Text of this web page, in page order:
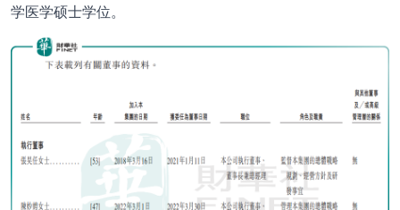
学医学硕士学位。